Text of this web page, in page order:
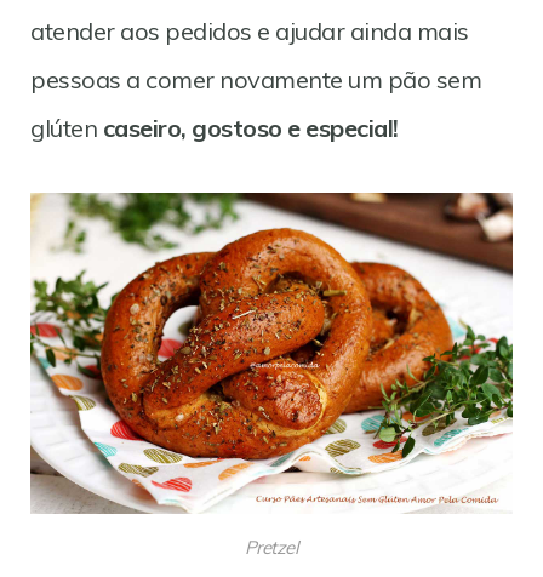
atender aos pedidos e ajudar ainda mais
pessoas a comer novamente um pão sem
glúten caseiro, gostoso e especial!
Pretzel